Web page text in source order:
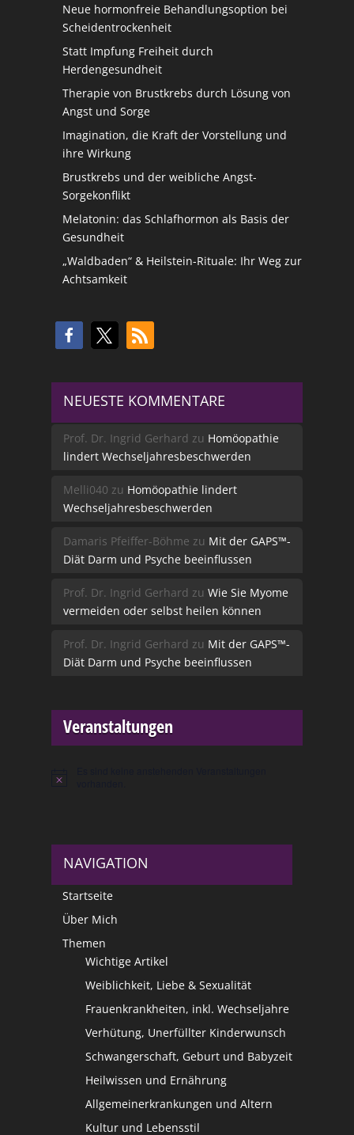
Neue hormonfreie Behandlungsoption bei
Scheidentrockenheit
Statt Impfung Freiheit durch
Herdengesundheit
Therapie von Brustkrebs durch Lösung von
Angst und Sorge
Imagination, die Kraft der Vorstellung und
ihre Wirkung
Brustkrebs und der weibliche Angst-
Sorgekonflikt
Melatonin: das Schlafhormon als Basis der
Gesundheit
„Waldbaden“ & Heilstein-Rituale: Ihr Weg zur
Achtsamkeit
NEUESTE KOMMENTARE
Prof. Dr. Ingrid Gerhard zu Homöopathie
lindert Wechseljahresbeschwerden
Melli040 zu Homöopathie lindert
Wechseljahresbeschwerden
Damaris Pfeiffer-Böhme zu Mit der GAPS™-
Diät Darm und Psyche beeinflussen
Prof. Dr. Ingrid Gerhard zu Wie Sie Myome
vermeiden oder selbst heilen können
Prof. Dr. Ingrid Gerhard zu Mit der GAPS™-
Diät Darm und Psyche beeinflussen
Veranstaltungen
Hinweis
NAVIGATION
Startseite
Über Mich
Themen
Wichtige Artikel
Weiblichkeit, Liebe & Sexualität
Frauenkrankheiten, inkl. Wechseljahre
Verhütung, Unerfüllter Kinderwunsch
Schwangerschaft, Geburt und Babyzeit
Heilwissen und Ernährung
Allgemeinerkrankungen und Altern
Kultur und Lebensstil